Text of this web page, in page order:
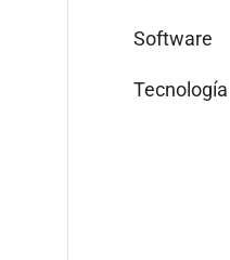
Software
Tecnología